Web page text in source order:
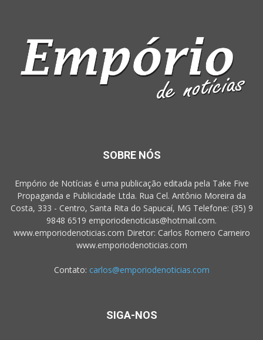
SOBRE NÓS
Empório de Notícias é uma publicação editada pela Take Five
Propaganda e Publicidade Ltda. Rua Cel. Antônio Moreira da
Costa, 333 - Centro, Santa Rita do Sapucaí, MG Telefone: (35) 9
9848 6519 emporiodenoticias@hotmail.com.
www.emporiodenoticias.com Diretor: Carlos Romero Carneiro
www.emporiodenoticias.com
Contato: carlos@emporiodenoticias.com
SIGA-NOS